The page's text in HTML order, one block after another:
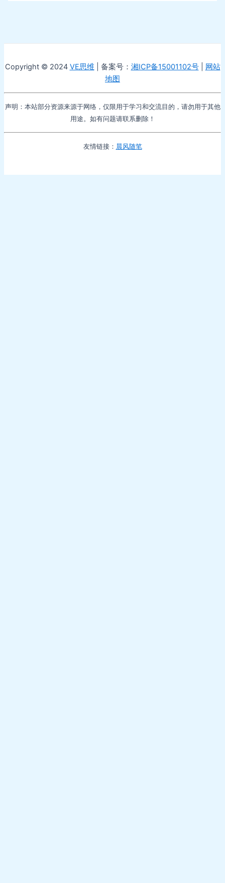
Copyright © 2024 VE思维 | 备案号： 湘ICP备15001102号| 网站
地图
声明：本站部分资源来源于网络，仅限用于学习和交流目的，请勿用于其他
用途。如有问题请联系删除！
友情链接： 晨风随笔